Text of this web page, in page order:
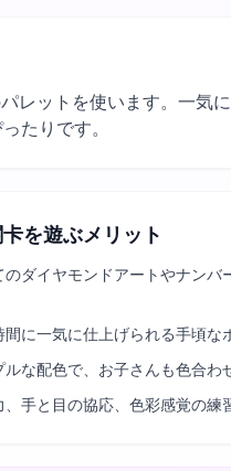
レットを使います。一気
たりです。
を遊ぶメリット
のダイヤモンドアートやナンバ
間に一気に仕上げられる手頃な
ルな配色で、お子さんも色合わ
、手と目の協応、色彩感覚の練